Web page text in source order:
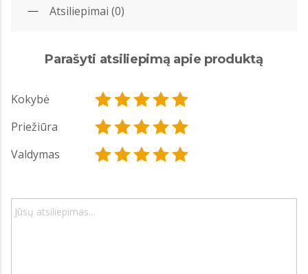
Atsiliepimai (0)
Parašyti atsiliepimą apie produktą
Kokybė
Priežiūra
Valdymas